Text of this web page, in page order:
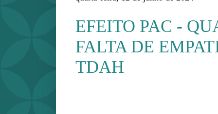
EFEITO PAC -
FALTA DE
TDAH